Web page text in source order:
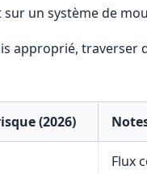
un système de
approprié,
(2026)
Flux